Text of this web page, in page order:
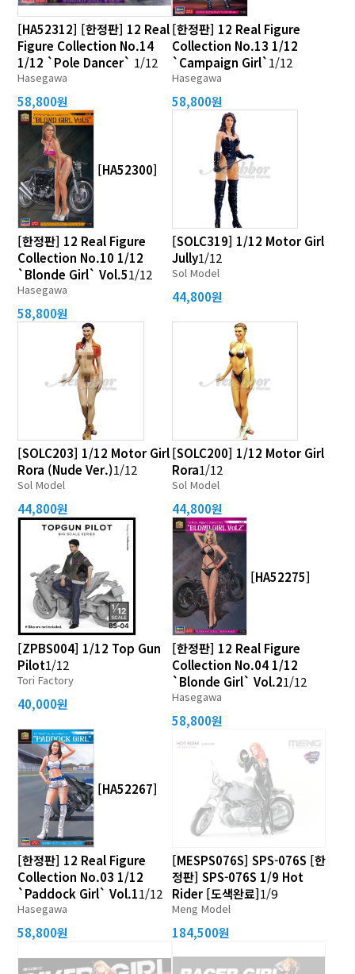
[HA52312] [한정판] 12 Real
Figure Collection No.14
1/12 `Pole Dancer` 1/12
Hasegawa
58,800원
[한정판] 12 Real Figure
Collection No.13 1/12
`Campaign Girl`1/12
Hasegawa
58,800원
[HA52300]
[한정판] 12 Real Figure
Collection No.10 1/12
`Blonde Girl` Vol.51/12
Hasegawa
58,800원
[SOLC319] 1/12 Motor Girl
Jully1/12
Sol Model
44,800원
[SOLC203] 1/12 Motor Girl
Rora (Nude Ver.)1/12
Sol Model
44,800원
[SOLC200] 1/12 Motor Girl
Rora1/12
Sol Model
44,800원
[ZPBS004] 1/12 Top Gun
Pilot1/12
Tori Factory
40,000원
[HA52275]
[한정판] 12 Real Figure
Collection No.04 1/12
`Blonde Girl` Vol.21/12
Hasegawa
58,800원
[HA52267]
[한정판] 12 Real Figure
Collection No.03 1/12
`Paddock Girl` Vol.11/12
Hasegawa
58,800원
[MESPS076S] SPS-076S [한
정판] SPS-076S 1/9 Hot
Rider [도색완료]1/9
Meng Model
184,500원